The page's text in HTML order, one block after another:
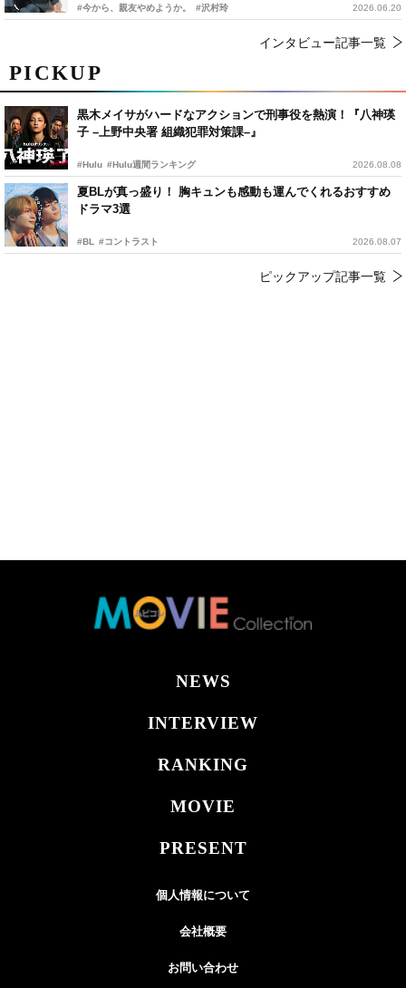
PICKUP
黒木メイサがハードなアクションで刑事役を熱演！『八神瑛
子 –上野中央署 組織犯罪対策課–』
#Hulu #Hulu週間ランキング 2026.08.08
夏BLが真っ盛り！ 胸キュンも感動も運んでくれるおすすめ
ドラマ3選
#BL #コントラスト 2026.08.07
ピックアップ記事一覧
#今から、親友やめようか。 #沢村玲 2026.06.20
インタビュー記事一覧
NEWS
INTERVIEW
RANKING
MOVIE
PRESENT
個人情報について
会社概要
お問い合わせ